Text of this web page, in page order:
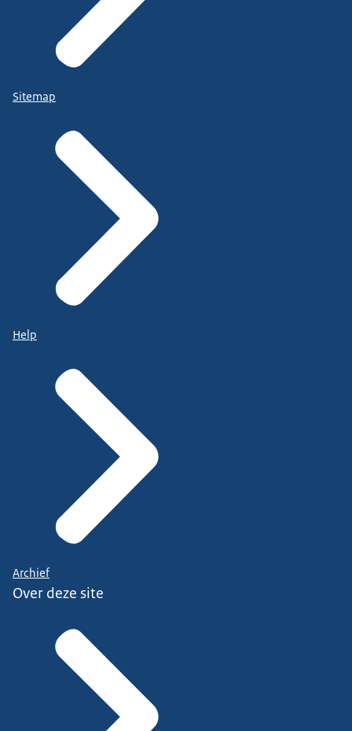
Sitemap
Help
Archief
Over deze site